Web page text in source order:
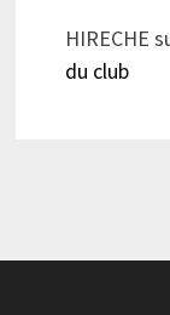
HIRECHE
du club